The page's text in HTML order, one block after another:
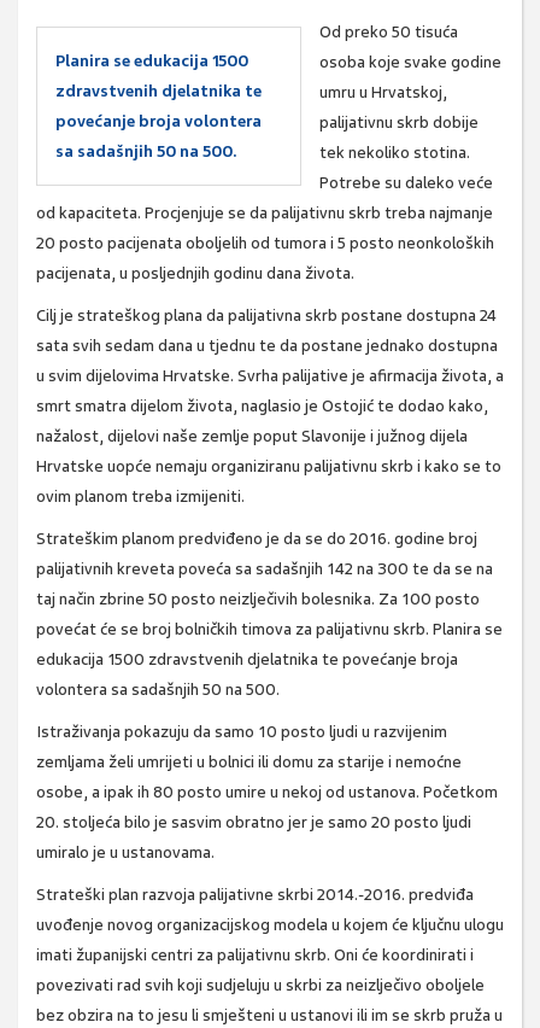
Planira se edukacija 1500
zdravstvenih djelatnika te
povećanje broja volontera
sa sadašnjih 50 na 500.
Od preko 50 tisuća
osoba koje svake godine
umru u Hrvatskoj,
palijativnu skrb dobije
tek nekoliko stotina.
Potrebe su daleko veće
od kapaciteta. Procjenjuje se da palijativnu skrb treba najmanje
20 posto pacijenata oboljelih od tumora i 5 posto neonkoloških
pacijenata, u posljednjih godinu dana života.
Cilj je strateškog plana da palijativna skrb postane dostupna 24
sata svih sedam dana u tjednu te da postane jednako dostupna
u svim dijelovima Hrvatske. Svrha palijative je afirmacija života, a
smrt smatra dijelom života, naglasio je Ostojić te dodao kako,
nažalost, dijelovi naše zemlje poput Slavonije i južnog dijela
Hrvatske uopće nemaju organiziranu palijativnu skrb i kako se to
ovim planom treba izmijeniti.
Strateškim planom predviđeno je da se do 2016. godine broj
palijativnih kreveta poveća sa sadašnjih 142 na 300 te da se na
taj način zbrine 50 posto neizlječivih bolesnika. Za 100 posto
povećat će se broj bolničkih timova za palijativnu skrb. Planira se
edukacija 1500 zdravstvenih djelatnika te povećanje broja
volontera sa sadašnjih 50 na 500.
Istraživanja pokazuju da samo 10 posto ljudi u razvijenim
zemljama želi umrijeti u bolnici ili domu za starije i nemoćne
osobe, a ipak ih 80 posto umire u nekoj od ustanova. Početkom
20. stoljeća bilo je sasvim obratno jer je samo 20 posto ljudi
umiralo je u ustanovama.
Strateški plan razvoja palijativne skrbi 2014.-2016. predviđa
uvođenje novog organizacijskog modela u kojem će ključnu ulogu
imati županijski centri za palijativnu skrb. Oni će koordinirati i
povezivati rad svih koji sudjeluju u skrbi za neizlječivo oboljele
bez obzira na to jesu li smješteni u ustanovi ili im se skrb pruža u